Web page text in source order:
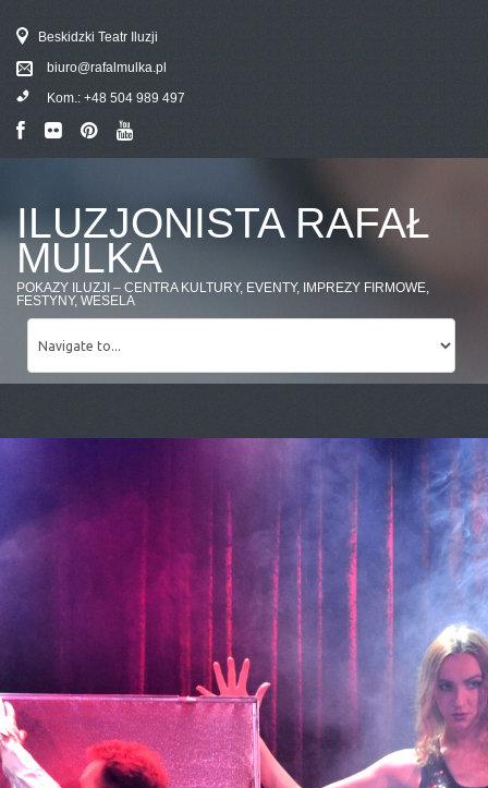
Beskidzki Teatr Iluzji
biuro@rafalmulka.pl
Kom.: +48 504 989 497
ILUZJONISTA RAFAŁ
MULKA
POKAZY ILUZJI – CENTRA KULTURY, EVENTY, IMPREZY FIRMOWE,
FESTYNY, WESELA